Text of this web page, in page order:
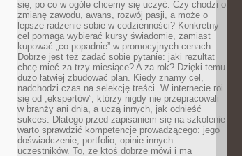
się, po co w ogóle chcemy się uczyć. Czy chodzi o
zmianę zawodu, awans, rozwój pasji, a może o
lepsze radzenie sobie w codzienności? Konkretny
cel pomaga wybierać kursy świadomie, zamiast
kupować „co popadnie” w promocyjnych cenach.
Dobrze jest też zadać sobie pytanie: jaki rezultat
chcę mieć za trzy miesiące? A za rok? Dzięki temu
dużo łatwiej zbudować plan. Kiedy znamy cel,
nadchodzi czas na selekcję treści. W internecie roi
się od „ekspertów”, którzy nigdy nie przepracowali
w branży ani dnia, a uczą innych, jak odnieść
sukces. Dlatego przed zapisaniem się na szkolenie
warto sprawdzić kompetencje prowadzącego: jego
doświadczenie, portfolio, opinie innych
uczestników. To, że ktoś dobrze mówi i ma